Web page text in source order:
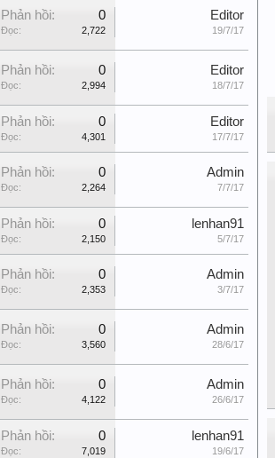
Phản hồi: 0
Đọc: 2,722
Editor
19/7/17
Phản hồi: 0
Đọc: 2,994
Editor
18/7/17
Phản hồi: 0
Đọc: 4,301
Editor
17/7/17
Phản hồi: 0
Đọc: 2,264
Admin
7/7/17
Phản hồi: 0
Đọc: 2,150
lenhan91
5/7/17
Phản hồi: 0
Đọc: 2,353
Admin
3/7/17
Phản hồi: 0
Đọc: 3,560
Admin
28/6/17
Phản hồi: 0
Đọc: 4,122
Admin
26/6/17
Phản hồi: 0
Đọc: 7,019
lenhan91
19/6/17